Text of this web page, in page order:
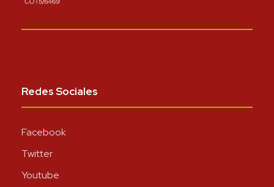
Redes Sociales
Facebook
Twitter
Youtube